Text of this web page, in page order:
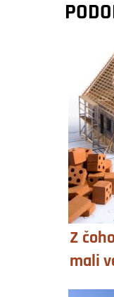
Z
mali